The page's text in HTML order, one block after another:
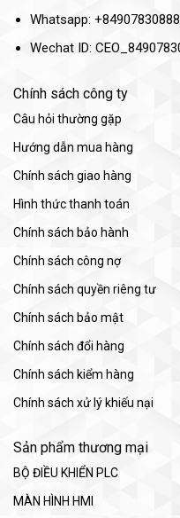
Whatsapp: +84907830888
Wechat ID:
Chính sách công ty
Câu hỏi thường gặp
Hướng dẫn mua hàng
Chính sách giao hàng
Hình thức thanh toán
Chính sách bảo hành
Chính sách công nợ
Chính sách quyền riêng tư
Chính sách bảo mật
Chính sách đổi hàng
Chính sách kiểm hàng
Chính sách xử lý khiếu nại
Sản phẩm thương mại
BỘ ĐIỀU KHIỂN PLC
MÀN HÌNH HMI